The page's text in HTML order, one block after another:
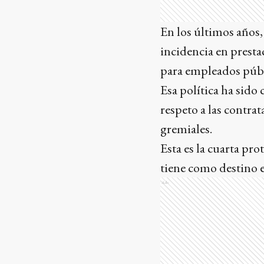
En los últimos
incidencia en
para empleados
Esa política ha sido
respeto a las
gremiales.
Esta es la cuarta
tiene como destino
Ads